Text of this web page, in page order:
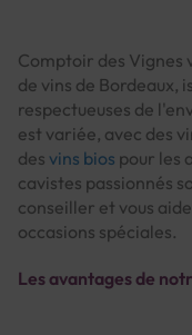
Comptoir des Vignes
de vins de Bordeaux,
respectueuses de
est variée, avec des
des vins bios pour les
cavistes passionnés
conseiller et vous
occasions spéciales.
Les avantages de